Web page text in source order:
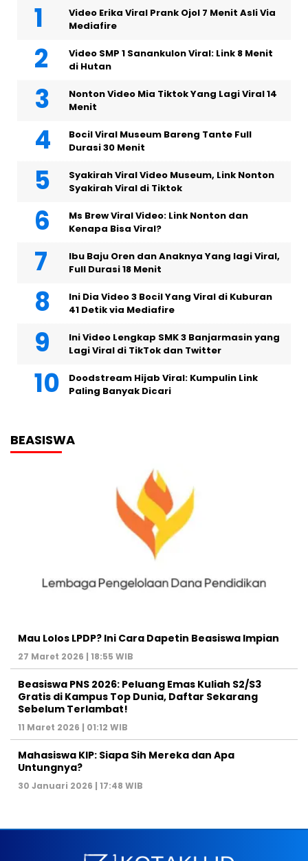
Video Erika Viral Prank Ojol 7 Menit Asli Via
Mediafire
Video SMP 1 Sanankulon Viral: Link 8 Menit
di Hutan
Nonton Video Mia Tiktok Yang Lagi Viral 14
Menit
Bocil Viral Museum Bareng Tante Full
Durasi 30 Menit
Syakirah Viral Video Museum, Link Nonton
Syakirah Viral di Tiktok
Ms Brew Viral Video: Link Nonton dan
Kenapa Bisa Viral?
Ibu Baju Oren dan Anaknya Yang lagi Viral,
Full Durasi 18 Menit
Ini Dia Video 3 Bocil Yang Viral di Kuburan
41 Detik via Mediafire
Ini Video Lengkap SMK 3 Banjarmasin yang
Lagi Viral di TikTok dan Twitter
Doodstream Hijab Viral: Kumpulin Link
Paling Banyak Dicari
BEASISWA
Mau Lolos LPDP? Ini Cara Dapetin Beasiswa Impian
27 Maret 2026 | 18:55 WIB
Beasiswa PNS 2026: Peluang Emas Kuliah S2/S3
Gratis di Kampus Top Dunia, Daftar Sekarang
Sebelum Terlambat!
11 Maret 2026 | 01:12 WIB
Mahasiswa KIP: Siapa Sih Mereka dan Apa
Untungnya?
30 Januari 2026 | 17:48 WIB